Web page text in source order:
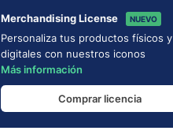
Merchandising License NUEVO
Personaliza tus productos físicos y
digitales con nuestros iconos
Más información
Comprar licencia